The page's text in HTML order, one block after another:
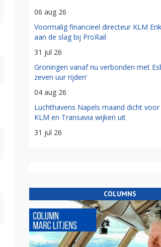
06 aug 26
Voormalig financieel directeur KLM
aan de slag bij ProRail
31 jul 26
Groningen vanaf nu verbonden met
zeven uur rijden'
04 aug 26
Luchthavens Napels maand dicht
KLM en Transavia wijken uit
31 jul 26
COLUMNS